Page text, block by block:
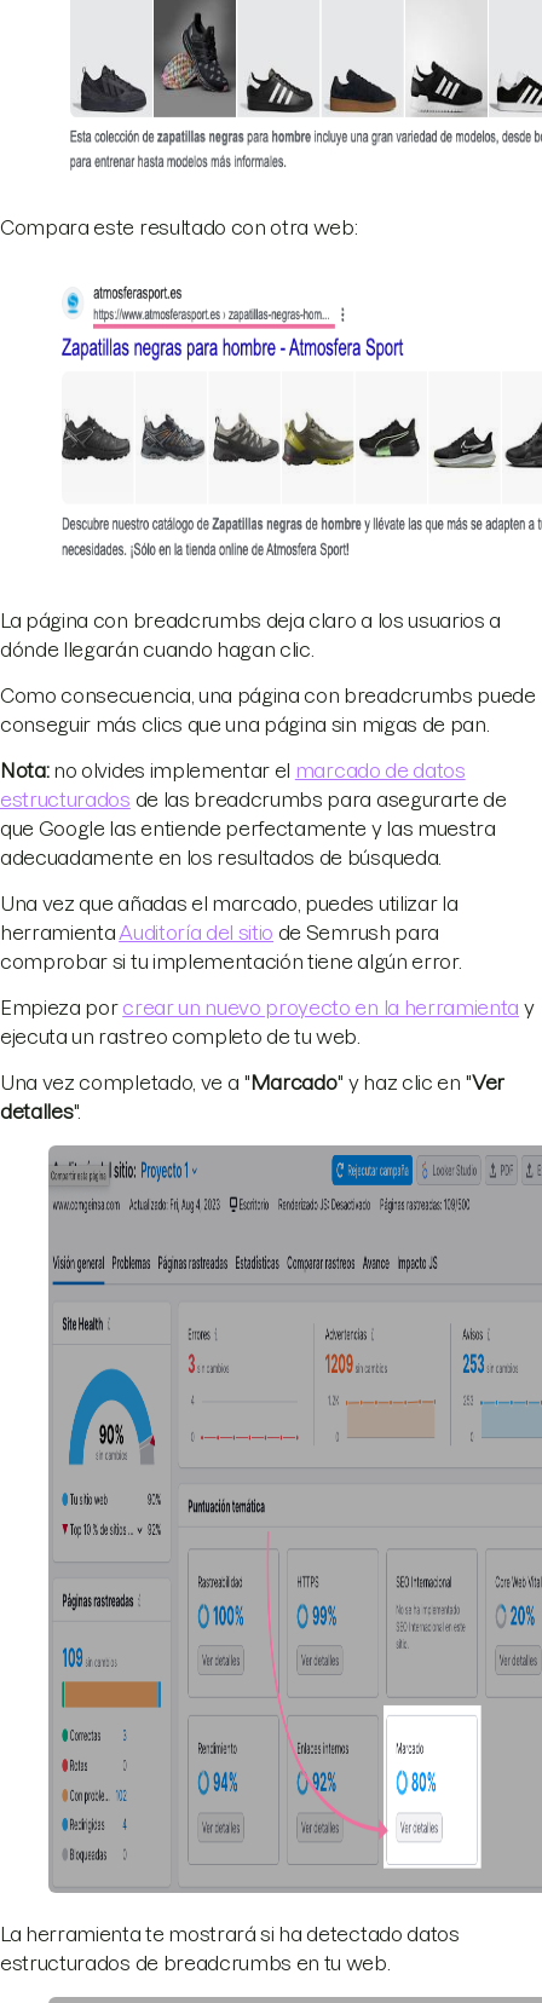
Compara este resultado con otra web:
La página con breadcrumbs deja claro a los usuarios a
dónde llegarán cuando hagan clic.
Como consecuencia, una página con breadcrumbs puede
conseguir más clics que una página sin migas de pan.
Nota:no olvides implementar el marcado de datos
estructurados de las breadcrumbs para asegurarte de
que Google las entiende perfectamente y las muestra
adecuadamente en los resultados de búsqueda.
Una vez que añadas el marcado, puedes utilizar la
herramienta Auditoría del sitio de Semrush para
comprobar si tu implementación tiene algún error.
Empieza por crear un nuevo proyecto en la herramienta y
ejecuta un rastreo completo de tu web.
Una vez completado, ve a "Marcado" y haz clic en "Ver
detalles".
La herramienta te mostrará si ha detectado datos
estructurados de breadcrumbs en tu web.